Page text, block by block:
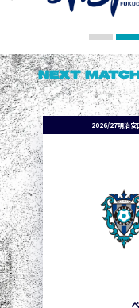
NEXT
2026/27明治安